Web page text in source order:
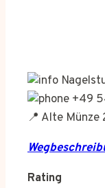
+49
📍 Alte
Rating